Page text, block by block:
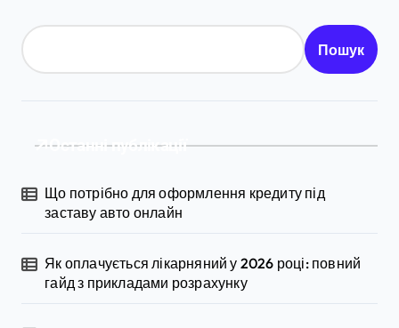
Пошук
Останні публікації
Що потрібно для оформлення кредиту під
заставу авто онлайн
Як оплачується лікарняний у 2026 році: повний
гайд з прикладами розрахунку